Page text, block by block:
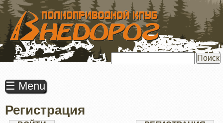
ПЕРЕЙТИ
ОСНОВНОМУ
СОДЕРЖАНИЮ
☰ Menu
Регистрация